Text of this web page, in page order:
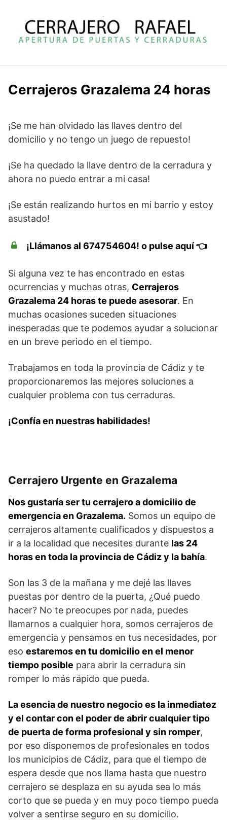
contenido
Cerrajeros Grazalema 24 horas
¡Se me han olvidado las llaves dentro del
domicilio y no tengo un juego de repuesto!
¡Se ha quedado la llave dentro de la cerradura y
ahora no puedo entrar a mi casa!
¡Se están realizando hurtos en mi barrio y estoy
asustado!
¡Llámanos al 674754604! o pulse aquí 👈
Si alguna vez te has encontrado en estas
ocurrencias y muchas otras, Cerrajeros
Grazalema 24 horas te puede asesorar. En
muchas ocasiones suceden situaciones
inesperadas que te podemos ayudar a solucionar
en un breve periodo en el tiempo.
Trabajamos en toda la provincia de Cádiz y te
proporcionaremos las mejores soluciones a
cualquier problema con tus cerraduras.
¡Confía en nuestras habilidades!
Cerrajero Urgente en Grazalema
Nos gustaría ser tu cerrajero a domicilio de
emergencia en Grazalema. Somos un equipo de
cerrajeros altamente cualificados y dispuestos a
ir a la localidad que necesites durante las 24
horas en toda la provincia de Cádiz y la bahía.
Son las 3 de la mañana y me dejé las llaves
puestas por dentro de la puerta, ¿Qué puedo
hacer? No te preocupes por nada, puedes
llamarnos a cualquier hora, somos cerrajeros de
emergencia y pensamos en tus necesidades, por
eso estaremos en tu domicilio en el menor
tiempo posible para abrir la cerradura sin
romper lo más rápido que pueda.
La esencia de nuestro negocio es la inmediatez
y el contar con el poder de abrir cualquier tipo
de puerta de forma profesional y sin romper,
por eso disponemos de profesionales en todos
los municipios de Cádiz, para que el tiempo de
espera desde que nos llama hasta que nuestro
cerrajero se desplaza en su ayuda sea lo más
corto que se pueda y en muy poco tiempo pueda
volver a sentirse seguro en su domicilio.